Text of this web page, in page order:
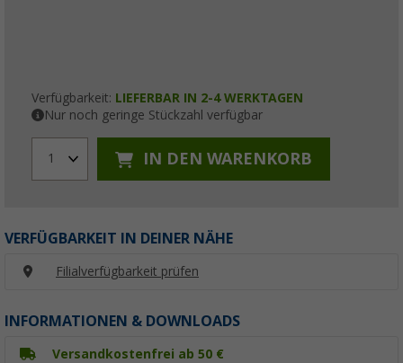
Verfügbarkeit: LIEFERBAR IN 2-4 WERKTAGEN
Nur noch geringe Stückzahl verfügbar
1 IN DEN WARENKORB
VERFÜGBARKEIT IN DEINER NÄHE
Filialverfügbarkeit prüfen
INFORMATIONEN & DOWNLOADS
Versandkostenfrei ab 50 €